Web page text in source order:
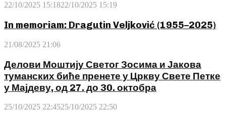
22/10/2025 15:1822/10/2025 15:19
In memoriam: Dragutin Veljković (1955–2025)
21/08/2025 21:06
Делови Моштију Светог Зосима и Јакова
туманских биће пренете у Цркву Свете Петке
у Мајдеву, од 27. до 30. октобра
25/10/2025 22:4525/10/2025 22:50